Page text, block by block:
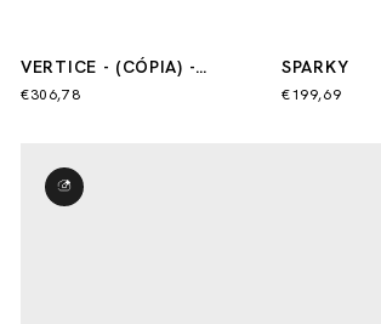
VERTICE - (CÓPIA) -
(CÓPIA) - (CÓPIA) - (CÓPIA)
€306,78
SPARKY
€199,69